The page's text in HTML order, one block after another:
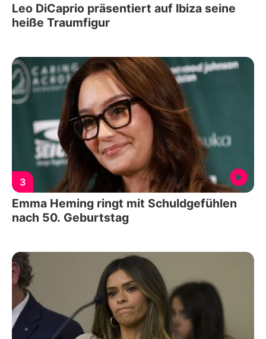
Leo DiCaprio präsentiert auf Ibiza seine
heiße Traumfigur
3
Emma Heming ringt mit Schuldgefühlen
nach 50. Geburtstag